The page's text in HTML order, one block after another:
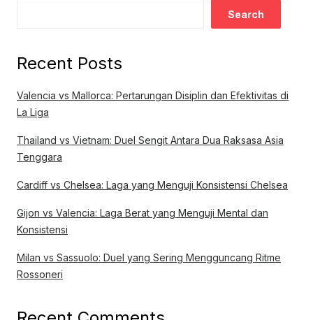
Search
Recent Posts
Valencia vs Mallorca: Pertarungan Disiplin dan Efektivitas di
La Liga
Thailand vs Vietnam: Duel Sengit Antara Dua Raksasa Asia
Tenggara
Cardiff vs Chelsea: Laga yang Menguji Konsistensi Chelsea
Gijon vs Valencia: Laga Berat yang Menguji Mental dan
Konsistensi
Milan vs Sassuolo: Duel yang Sering Mengguncang Ritme
Rossoneri